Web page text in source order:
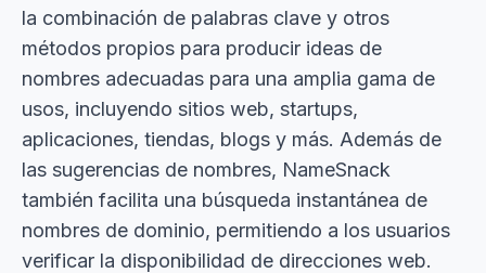
la combinación de palabras clave y otros
métodos propios para producir ideas de
nombres adecuadas para una amplia gama de
usos, incluyendo sitios web, startups,
aplicaciones, tiendas, blogs y más. Además de
las sugerencias de nombres, NameSnack
también facilita una búsqueda instantánea de
nombres de dominio, permitiendo a los usuarios
verificar la disponibilidad de direcciones web.